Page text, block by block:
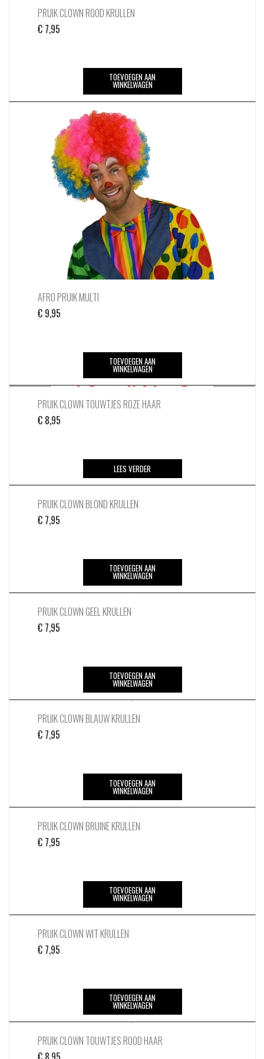
PRUIK CLOWN ROOD KRULLEN
€ 7,95
TOEVOEGEN AAN
WINKELWAGEN
AFRO PRUIK MULTI
€ 9,95
TOEVOEGEN AAN
WINKELWAGEN
PRUIK CLOWN TOUWTJES ROZE HAAR
€ 8,95
LEES VERDER
PRUIK CLOWN BLOND KRULLEN
€ 7,95
TOEVOEGEN AAN
WINKELWAGEN
PRUIK CLOWN GEEL KRULLEN
€ 7,95
TOEVOEGEN AAN
WINKELWAGEN
PRUIK CLOWN BLAUW KRULLEN
€ 7,95
TOEVOEGEN AAN
WINKELWAGEN
PRUIK CLOWN BRUINE KRULLEN
€ 7,95
TOEVOEGEN AAN
WINKELWAGEN
PRUIK CLOWN WIT KRULLEN
€ 7,95
TOEVOEGEN AAN
WINKELWAGEN
PRUIK CLOWN TOUWTJES ROOD HAAR